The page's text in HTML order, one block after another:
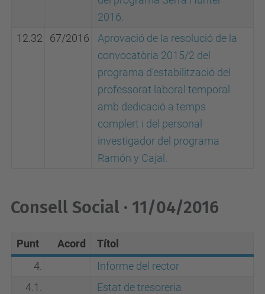
2016.
12.32
67/2016
Aprovació de la resolució de la
convocatòria 2015/2 del
programa d'estabilització del
professorat laboral temporal
amb dedicació a temps
complert i del personal
investigador del programa
Ramón y Cajal.
Consell Social · 11/04/2016
Punt Acord
Títol
4.
Informe del rector
4.1.
Estat de tresoreria